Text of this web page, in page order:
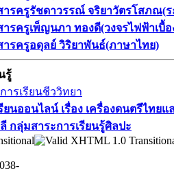
ารครูรัชดาวรรณ์ จริยาวัตรโสภณ(ร
ารครูเพ็ญนภา ทองดี(วงจรไฟฟ้าเบื้
ารครูอดุลย์ วิริยาพันธ์(ภาษาไทย)
รู้
ารเรียนชีววิทยา
ยนออนไลน์​ เรื่อง​ เครื่องดนตรีไท
กลุ่มสาระการเรียนรู้ศิลปะ